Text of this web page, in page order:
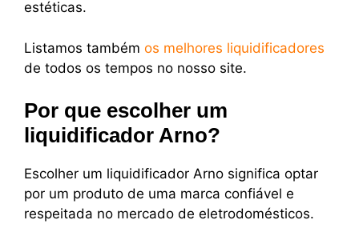
estéticas.
Listamos também os melhores liquidificadores
de todos os tempos no nosso site.
Por que escolher um
liquidificador Arno?
Escolher um liquidificador Arno significa optar
por um produto de uma marca confiável e
respeitada no mercado de eletrodomésticos.